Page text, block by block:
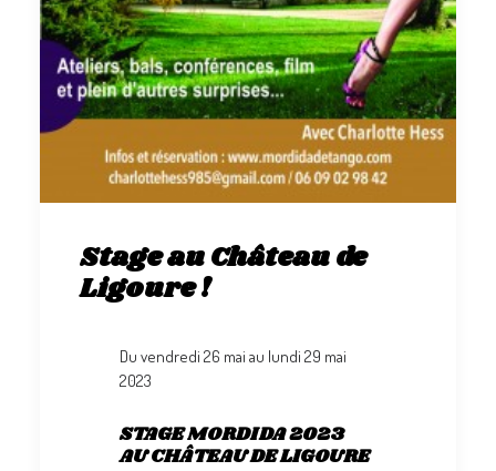
Stage au Château de
Ligoure !
Du vendredi 26 mai au lundi 29 mai
2023
STAGE MORDIDA 2023
AU CHÂTEAU DE LIGOURE